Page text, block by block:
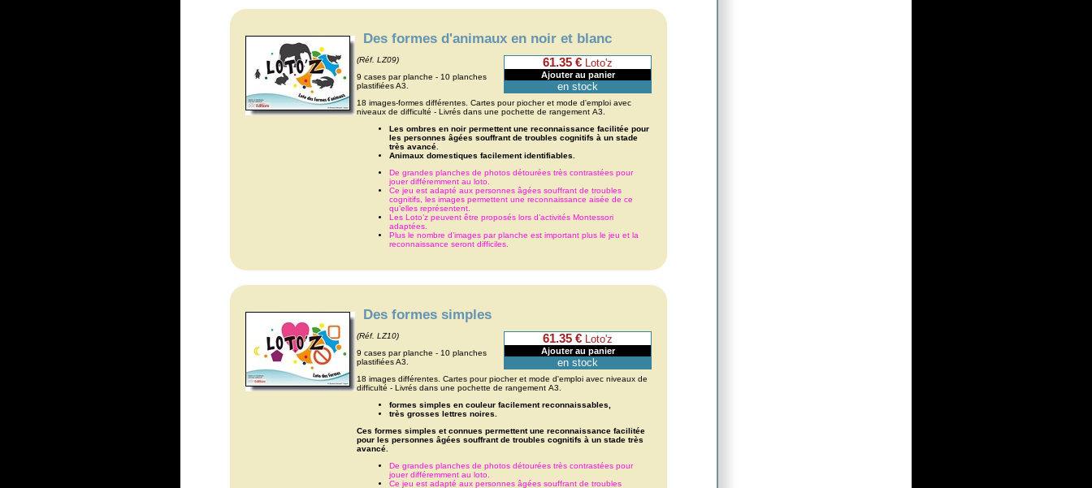
Des formes d'animaux en noir et blanc
61.35 € Loto'z
en stock
(Réf. LZ09)
9 cases par planche - 10 planches
plastifiées A3.
18 images-formes différentes. Cartes pour piocher et mode d'emploi avec
niveaux de difficulté - Livrés dans une pochette de rangement A3.
Les ombres en noir permettent une reconnaissance facilitée pour
les personnes âgées souffrant de troubles cognitifs à un stade
très avancé.
Animaux domestiques facilement identifiables.
De grandes planches de photos détourées très contrastées pour
jouer différemment au loto.
Ce jeu est adapté aux personnes âgées souffrant de troubles
cognitifs, les images permettent une reconnaissance aisée de ce
qu’elles représentent.
Les Loto’z peuvent être proposés lors d’activités Montessori
adaptées.
Plus le nombre d’images par planche est important plus le jeu et la
reconnaissance seront difficiles.
Des formes simples
61.35 € Loto'z
en stock
(Réf. LZ10)
9 cases par planche - 10 planches
plastifiées A3.
18 images différentes. Cartes pour piocher et mode d'emploi avec niveaux de
difficulté - Livrés dans une pochette de rangement A3.
formes simples en couleur facilement reconnaissables,
très grosses lettres noires.
Ces formes simples et connues permettent une reconnaissance facilitée
pour les personnes âgées souffrant de troubles cognitifs à un stade très
avancé.
De grandes planches de photos détourées très contrastées pour
jouer différemment au loto.
Ce jeu est adapté aux personnes âgées souffrant de troubles